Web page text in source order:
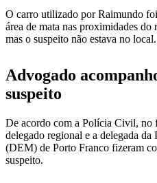
O carro utilizado por Raimundo
área de mata nas proximidades
mas o suspeito não estava no local.
Advogado
suspeito
De acordo com a Polícia Civil, no
delegado regional e a delegada
(DEM) de Porto Franco fizeram
suspeito.